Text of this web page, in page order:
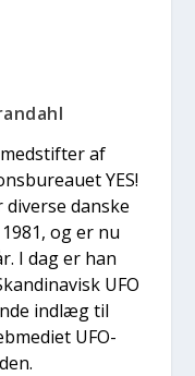
af
YES!
danske
og er nu
I dag er han
UFO
indlæg til
UFO-